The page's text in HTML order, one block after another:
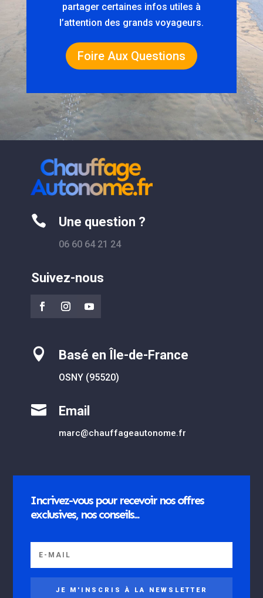
partager certaines infos utiles à
l’attention des grands voyageurs.
Foire Aux Questions
 Une question ?
06 60 64 21 24
Suivez-nous
 Basé en Île-de-France
OSNY (95520)
 Email
marc@chauffageautonome.fr
Incrivez-vous pour recevoir nos offres
exclusives, nos conseils...
JE M'INSCRIS À LA NEWSLETTER